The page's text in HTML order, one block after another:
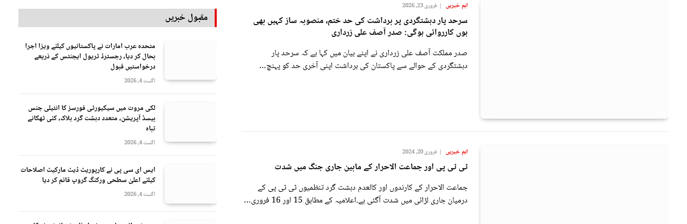
اہم خبریں فروری 23, 2026
سرحد پار دہشتگردی پر برداشت کی حد ختم، منصوبہ ساز کہیں بھی
ہوں کارروائی ہوگی: صدر آصف علی زرداری
صدر مملکت آصف علی زرداری نے اپنے بیان میں کہا ہے کہ سرحد پار
دہشتگردی کے حوالے سے پاکستان کی برداشت اپنی آخری حد کو پہنچ…
اہم خبریں فروری 20, 2024
ٹی ٹی پی اور جماعت الاحرار کے مابین جاری جنگ میں شدت
جماعت الاحرار کے کارندوں اور کالعدم دہشت گرد تنظمیوں ٹی ٹی پی کے
درمیان جاری لڑائی میں شدت آگئی ہے۔اعلامیہ کے مطابق 15 اور 16 فروری…
مقبول خبریں
متحدہ عرب امارات نے پاکستانیوں کیلئے ویزا اجرا
بحال کر دیا، رجسٹرڈ ٹریول ایجنٹس کے ذریعے
درخواستیں قبول
اگست 4, 2026
لکی مروت میں سیکیورٹی فورسز کا انٹیلی جنس
بیسڈ آپریشن، متعدد دہشت گرد ہلاک، کئی ٹھکانے
تباہ
اگست 4, 2026
ایس ای سی پی نے کارپوریٹ ڈیٹ مارکیٹ اصلاحات
کیلئے اعلیٰ سطحی ورکنگ گروپ قائم کر دیا
اگست 4, 2026